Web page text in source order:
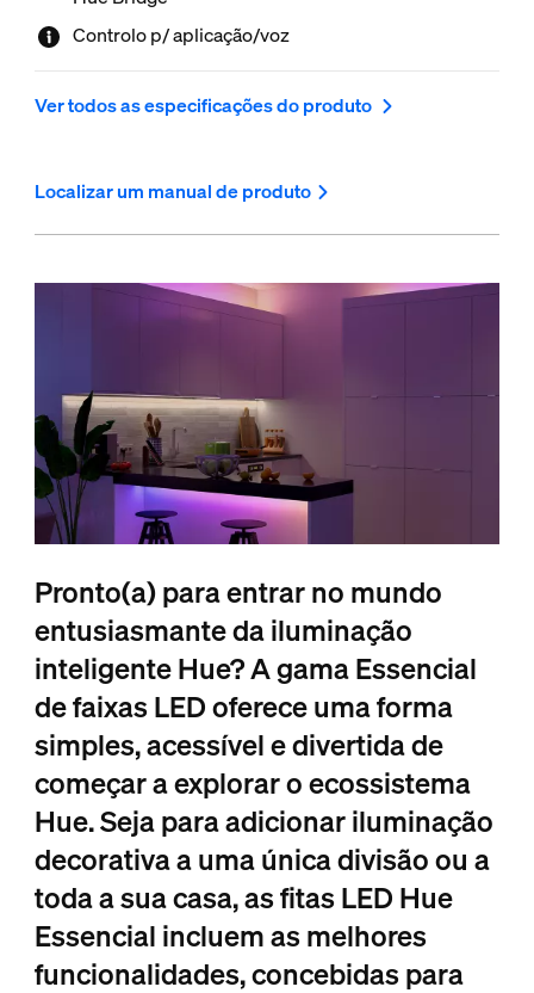
Controlo p/ aplicação/voz
Ver todos as especificações do produto
Localizar um manual de produto
Pronto(a) para entrar no mundo
entusiasmante da iluminação
inteligente Hue? A gama Essencial
de faixas LED oferece uma forma
simples, acessível e divertida de
começar a explorar o ecossistema
Hue. Seja para adicionar iluminação
decorativa a uma única divisão ou a
toda a sua casa, as fitas LED Hue
Essencial incluem as melhores
funcionalidades, concebidas para